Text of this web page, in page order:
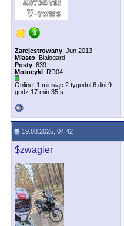
Zarejestrowany: Jun 2013
Miasto: Białogard
Posty: 639
Motocykl: RD04
Online: 1 miesiąc 2 tygodni 6 dni 9
godz 17 min 35 s
19.08.2025, 04:42
$zwagier